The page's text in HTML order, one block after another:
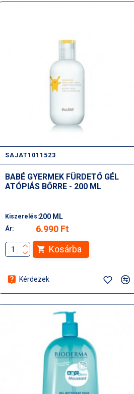
SAJAT1011523
BABÉ GYERMEK FÜRDETŐ GÉL
ATÓPIÁS BŐRRE - 200 ML
Kiszerelés:200 ML
Ár:
6.990 Ft
Kosárba
Kérdezek